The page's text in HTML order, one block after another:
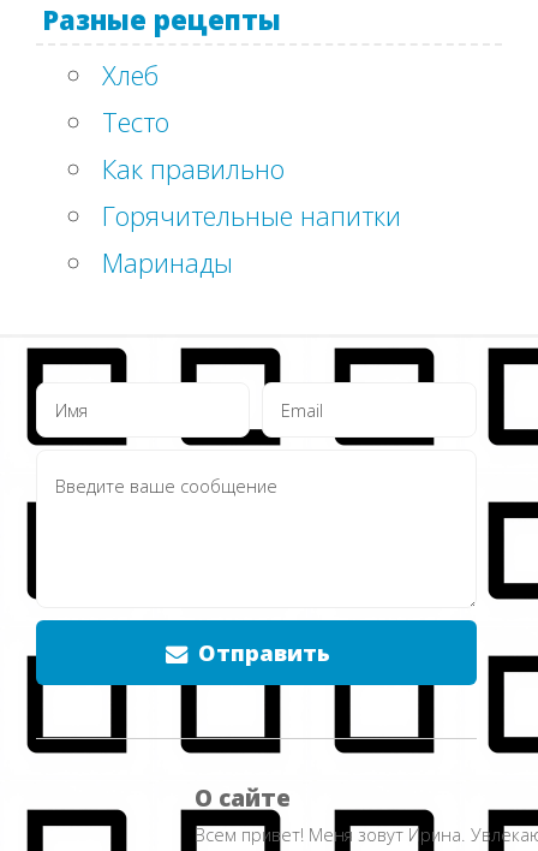
Разные рецепты
Хлеб
Тесто
Как правильно
Горячительные напитки
Маринады
Отправить
О сайте
Всем привет! Меня зовут Ирина.